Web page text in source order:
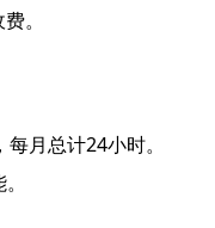
。
月总计24小时。